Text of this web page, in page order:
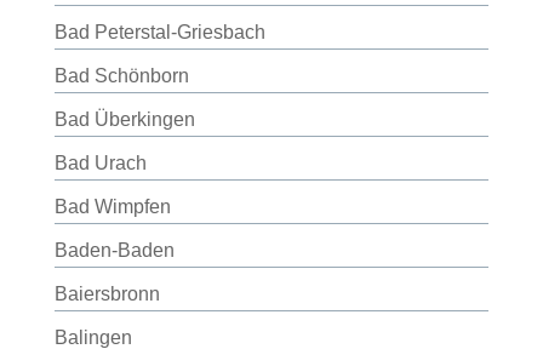
Bad Peterstal-Griesbach
Bad Schönborn
Bad Überkingen
Bad Urach
Bad Wimpfen
Baden-Baden
Baiersbronn
Balingen